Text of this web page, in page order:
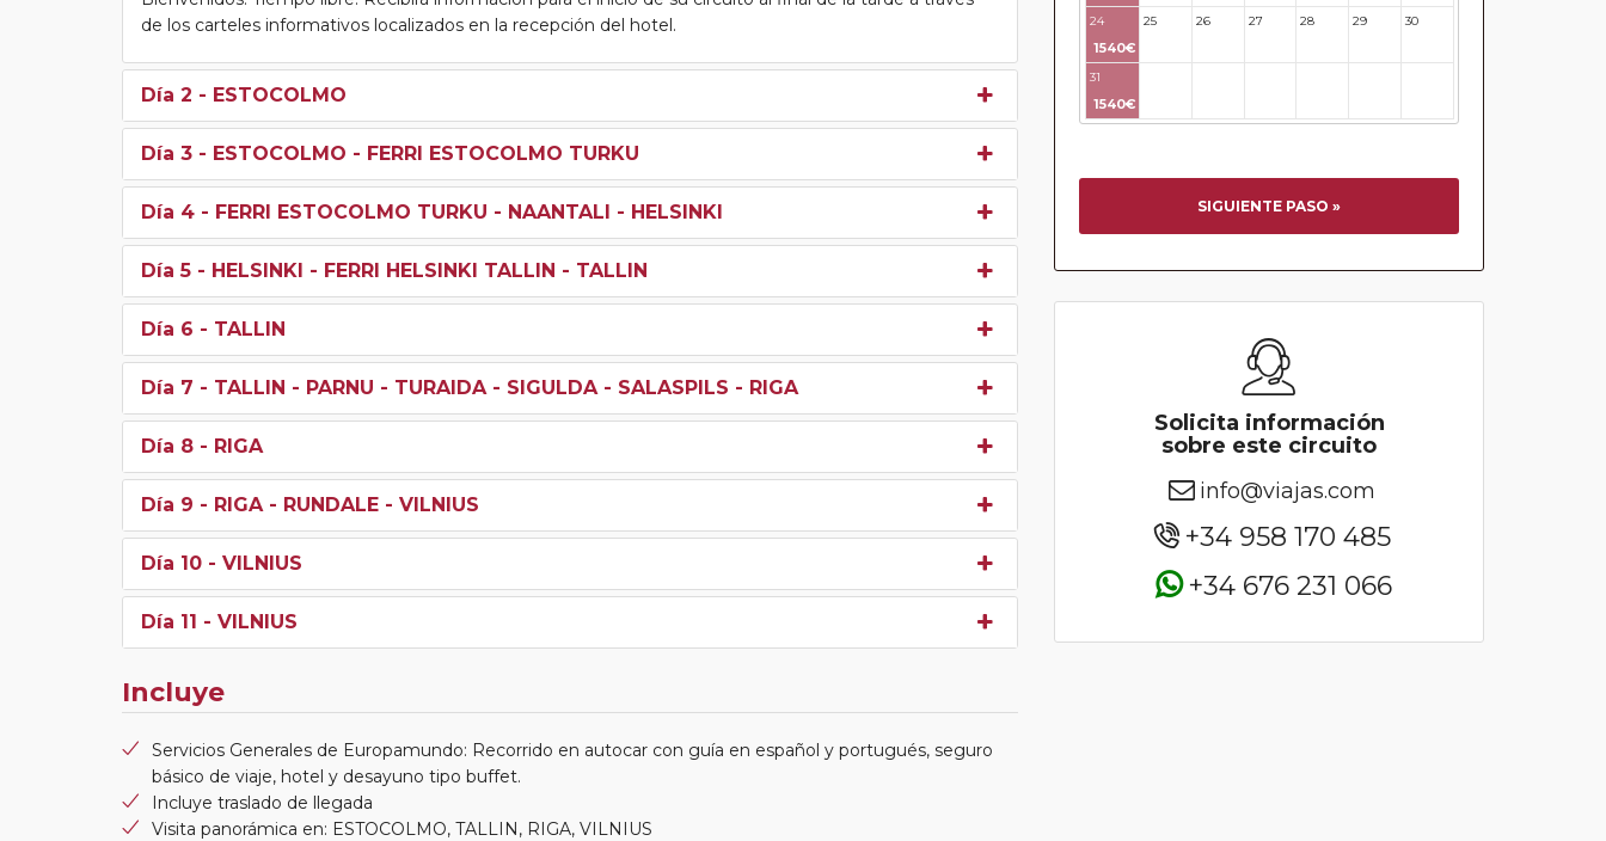
de los carteles informativos localizados en la recepción del hotel.
Día 2 - ESTOCOLMO
Día 3 - ESTOCOLMO - FERRI ESTOCOLMO TURKU
Día 4 - FERRI ESTOCOLMO TURKU - NAANTALI - HELSINKI
Día 5 - HELSINKI - FERRI HELSINKI TALLIN - TALLIN
Día 6 - TALLIN
Día 7 - TALLIN - PARNU - TURAIDA - SIGULDA - SALASPILS - RIGA
Día 8 - RIGA
Día 9 - RIGA - RUNDALE - VILNIUS
Día 10 - VILNIUS
Día 11 - VILNIUS
Incluye
Servicios Generales de Europamundo: Recorrido en autocar con guía en español y portugués, seguro
básico de viaje, hotel y desayuno tipo buffet.
Incluye traslado de llegada
Visita panorámica en: ESTOCOLMO, TALLIN, RIGA, VILNIUS
24
1540€
25 26 27 28 29 30
31
1540€
SIGUIENTE PASO »
Solicita información
sobre este circuito
info@viajas.com
+34 958 170 485
+34 676 231 066